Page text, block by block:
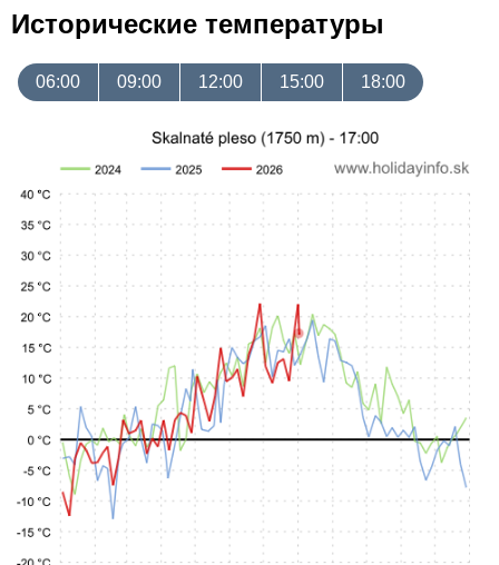
Исторические температуры
06:00 09:00 12:00 15:00 18:00